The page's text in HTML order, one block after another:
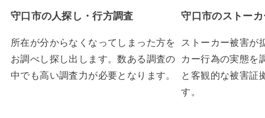
守口市の人探し・行方調査
所在が分からなくなってしまった方を
お調べし探し出します。数ある調査の
中でも高い調査力が必要となります。
守口市のストー
ストーカー被害が
カー行為の実態を
と客観的な被害証
す。